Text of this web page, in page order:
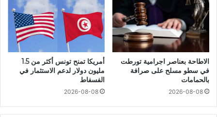
الاطاحة بعناصر اجرامية تورطت
في سطو مسلح على صرافة
بالحمامات
2026-08-08
أمريكا تمنح تونس أكثر من 1.5
مليون دولار لدعم الاستثمار في
الفسفاط
2026-08-08